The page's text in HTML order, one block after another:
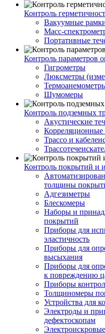
Контроль
Вакуумные
Масс-
Портативные
Контроль параметров
Гигрометры
Люксметры
Шумомеры
Контроль подземных
Акустические
Корреляционные
Трассо и
Контроль покрытий и
толщины
Адгезиметры
Блескомеры
Наборы и
покрытий
Приборы для
эластичность
Приборы для
высыхания
Приборы для
к повреждению
Приборы
Толщиномеры
Устройства для
Электроды и
дефектоскопам